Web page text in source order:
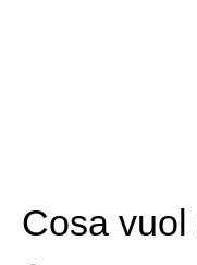
Cosa vuol